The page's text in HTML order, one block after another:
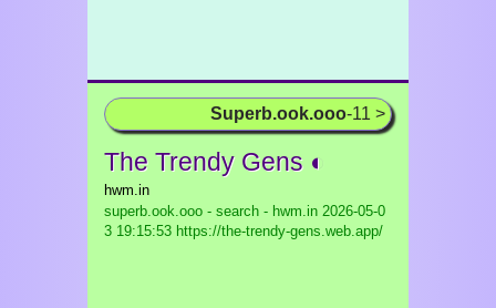
Superb.ook.ooo-11 >
The Trendy Gens ◐
hwm.in
superb.ook.ooo - search - hwm.in 2026-05-0
3 19:15:53 https://the-trendy-gens.web.app/